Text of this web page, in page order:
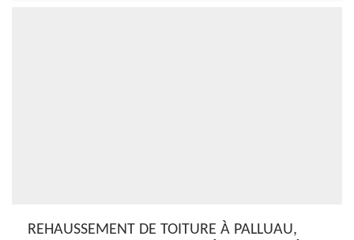
REHAUSSEMENT DE TOITURE À PALLUAU,